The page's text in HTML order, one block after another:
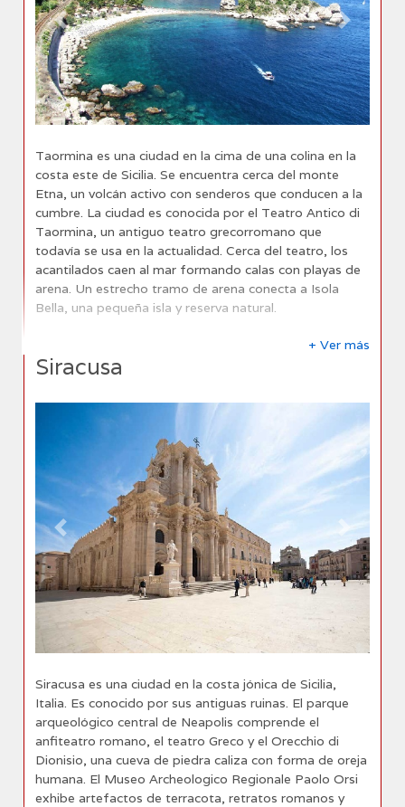
Previous Next
Taormina es una ciudad en la cima de una colina en la
costa este de Sicilia. Se encuentra cerca del monte
Etna, un volcán activo con senderos que conducen a la
cumbre. La ciudad es conocida por el Teatro Antico di
Taormina, un antiguo teatro grecorromano que
todavía se usa en la actualidad. Cerca del teatro, los
acantilados caen al mar formando calas con playas de
arena. Un estrecho tramo de arena conecta a Isola
Bella, una pequeña isla y reserva natural.
+ Ver más
Siracusa
Previous Next
Siracusa es una ciudad en la costa jónica de Sicilia,
Italia. Es conocido por sus antiguas ruinas. El parque
arqueológico central de Neapolis comprende el
anfiteatro romano, el teatro Greco y el Orecchio di
Dionisio, una cueva de piedra caliza con forma de oreja
humana. El Museo Archeologico Regionale Paolo Orsi
exhibe artefactos de terracota, retratos romanos y